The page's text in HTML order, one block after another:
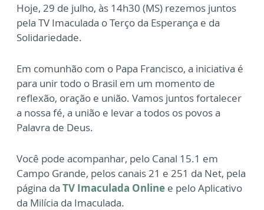
Hoje, 29 de julho, às 14h30 (MS) rezemos juntos
pela TV Imaculada o Terço da Esperança e da
Solidariedade.
Em comunhão com o Papa Francisco, a iniciativa é
para unir todo o Brasil em um momento de
reflexão, oração e união. Vamos juntos fortalecer
a nossa fé, a união e levar a todos os povos a
Palavra de Deus.
Você pode acompanhar, pelo Canal 15.1 em
Campo Grande, pelos canais 21 e 251 da Net, pela
página da TV Imaculada Online e pelo Aplicativo
da Milícia da Imaculada.